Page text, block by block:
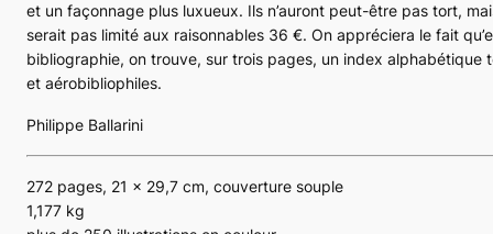
et un façonnage plus luxueux. Ils n’auront peut-être pas tort,
serait pas limité aux raisonnables 36 €. On appréciera le fait
bibliographie, on trouve, sur trois pages, un index alphabétique
et aérobibliophiles.
Philippe Ballarini
272 pages, 21 x 29,7 cm, couverture souple
1,177 kg